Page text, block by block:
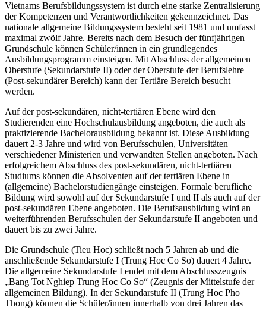
Vietnams Berufsbildungssystem ist durch eine starke Zentralisierung
der Kompetenzen und Verantwortlichkeiten gekennzeichnet. Das
nationale allgemeine Bildungssystem besteht seit 1981 und umfasst
maximal zwölf Jahre. Bereits nach dem Besuch der fünfjährigen
Grundschule können Schüler/innen in ein grundlegendes
Ausbildungsprogramm einsteigen. Mit Abschluss der allgemeinen
Oberstufe (Sekundarstufe II) oder der Oberstufe der Berufslehre
(Post-sekundärer Bereich) kann der Tertiäre Bereich besucht
werden.
Auf der post-sekundären, nicht-tertiären Ebene wird den
Studierenden eine Hochschulausbildung angeboten, die auch als
praktizierende Bachelorausbildung bekannt ist. Diese Ausbildung
dauert 2-3 Jahre und wird von Berufsschulen, Universitäten
verschiedener Ministerien und verwandten Stellen angeboten. Nach
erfolgreichem Abschluss des post-sekundären, nicht-tertiären
Studiums können die Absolventen auf der tertiären Ebene in
(allgemeine) Bachelorstudiengänge einsteigen. Formale berufliche
Bildung wird sowohl auf der Sekundarstufe I und II als auch auf der
post-sekundären Ebene angeboten. Die Berufsausbildung wird an
weiterführenden Berufsschulen der Sekundarstufe II angeboten und
dauert bis zu zwei Jahre.
Die Grundschule (Tieu Hoc) schließt nach 5 Jahren ab und die
anschließende Sekundarstufe I (Trung Hoc Co So) dauert 4 Jahre.
Die allgemeine Sekundarstufe I endet mit dem Abschlusszeugnis
„Bang Tot Nghiep Trung Hoc Co So“ (Zeugnis der Mittelstufe der
allgemeinen Bildung). In der Sekundarstufe II (Trung Hoc Pho
Thong) können die Schüler/innen innerhalb von drei Jahren das